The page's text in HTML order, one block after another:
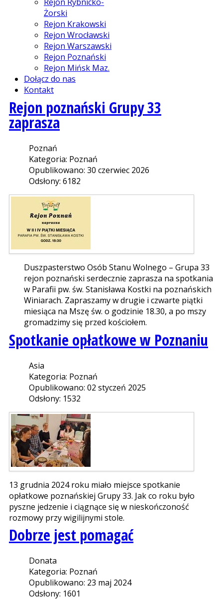
Żorski
Rejon Krakowski
Rejon Wrocławski
Rejon Warszawski
Rejon Poznański
Rejon Mińsk Maz.
Dołącz do nas
Kontakt
Rejon poznański Grupy 33
zaprasza
Poznań
Kategoria: Poznań
Opublikowano: 30 czerwiec 2026
Odsłony: 6182
Duszpasterstwo Osób Stanu Wolnego – Grupa 33
rejon poznański serdecznie zaprasza na spotkania
w Parafii pw. św. Stanisława Kostki na poznańskich
Winiarach. Zapraszamy w drugie i czwarte piątki
miesiąca na Mszę św. o godzinie 18.30, a po mszy
gromadzimy się przed kościołem.
Spotkanie opłatkowe w Poznaniu
Asia
Kategoria: Poznań
Opublikowano: 02 styczeń 2025
Odsłony: 1532
13 grudnia 2024 roku miało miejsce spotkanie
opłatkowe poznańskiej Grupy 33. Jak co roku było
pyszne jedzenie i ciągnące się w nieskończoność
rozmowy przy wigilijnymi stole.
Dobrze jest pomagać
Donata
Kategoria: Poznań
Opublikowano: 23 maj 2024
Odsłony: 1601